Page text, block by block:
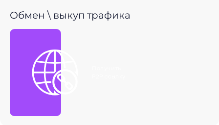
Обмен \ выкуп трафика